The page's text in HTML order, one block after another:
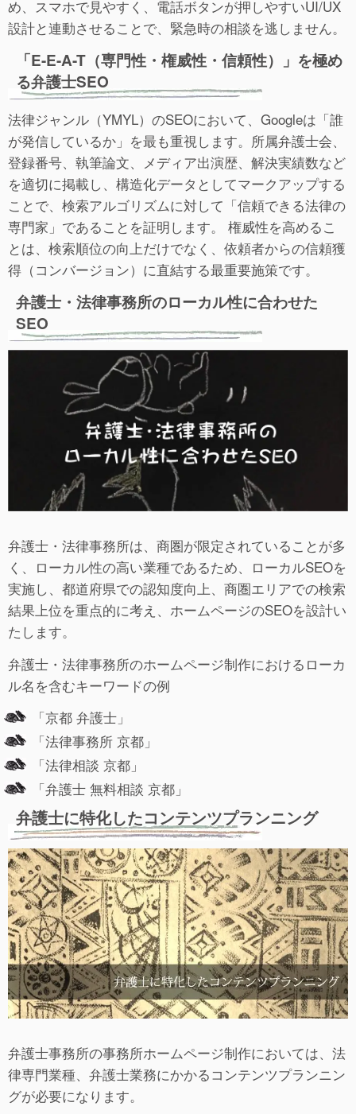
め、スマホで見やすく、電話ボタンが押しやすいUI/UX
設計と連動させることで、緊急時の相談を逃しません。
「E-E-A-T（専門性・権威性・信頼性）」を極め
る弁護士SEO
法律ジャンル（YMYL）のSEOにおいて、Googleは「誰
が発信しているか」を最も重視します。所属弁護士会、
登録番号、執筆論文、メディア出演歴、解決実績数など
を適切に掲載し、構造化データとしてマークアップする
ことで、検索アルゴリズムに対して「信頼できる法律の
専門家」であることを証明します。 権威性を高めるこ
とは、検索順位の向上だけでなく、依頼者からの信頼獲
得（コンバージョン）に直結する最重要施策です。
弁護士・法律事務所のローカル性に合わせた
SEO
弁護士・法律事務所は、商圏が限定されていることが多
く、ローカル性の高い業種であるため、ローカルSEOを
実施し、都道府県での認知度向上、商圏エリアでの検索
結果上位を重点的に考え、ホームページのSEOを設計い
たします。
弁護士・法律事務所のホームページ制作におけるローカ
ル名を含むキーワードの例
「京都 弁護士」
「法律事務所 京都」
「法律相談 京都」
「弁護士 無料相談 京都」
弁護士に特化したコンテンツプランニング
弁護士事務所の事務所ホームページ制作においては、法
律専門業種、弁護士業務にかかるコンテンツプランニン
グが必要になります。